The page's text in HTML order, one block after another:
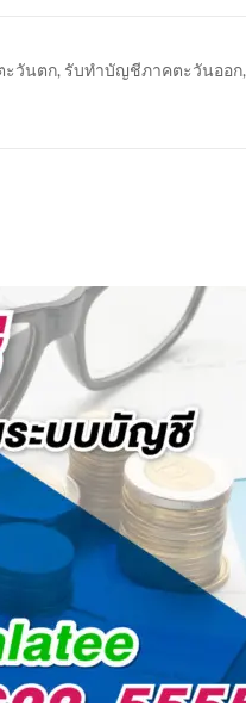
ะวันตก, รับทำบัญชีภาคตะวันออก,